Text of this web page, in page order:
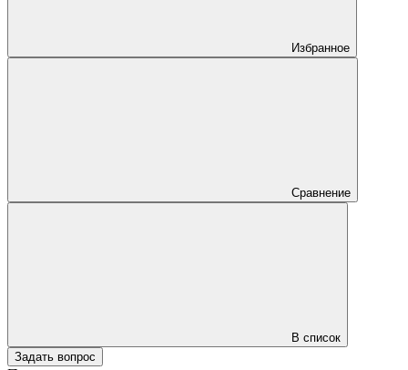
Избранное
Сравнение
В список
Задать вопрос